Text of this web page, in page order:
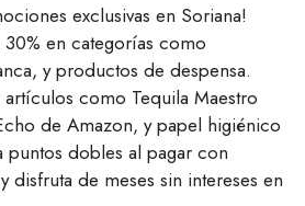
exclusivas en Soriana!
30% en categorías como
y productos de despensa.
como Tequila Maestro
de Amazon, y papel higiénico
puntos dobles al pagar con
disfruta de meses sin intereses en